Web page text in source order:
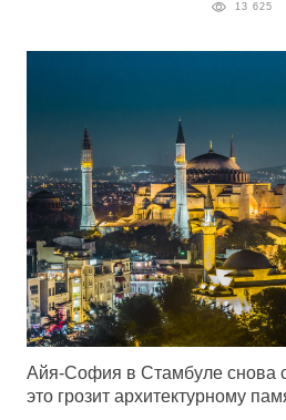
13 625
Айя-София в Стамбуле снова
это грозит архитектурному